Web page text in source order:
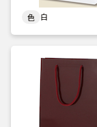
色 白